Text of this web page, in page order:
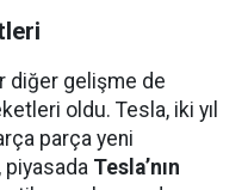
diğer gelişme de
oldu. Tesla, iki yıl
parça yeni
piyasada Tesla’nın